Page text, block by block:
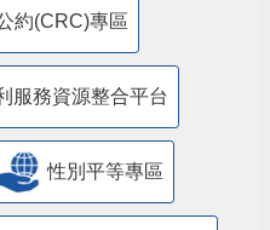
約(CRC)專區
服務資源整合平台
性別平等專區